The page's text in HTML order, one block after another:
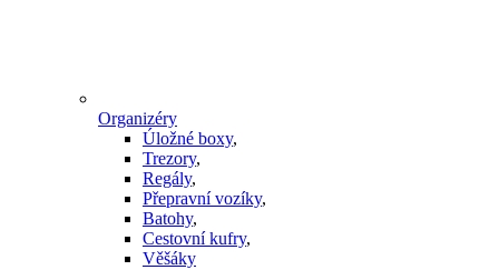
Organizéry
Úložné boxy,
Trezory,
Regály,
Přepravní vozíky,
Batohy,
Cestovní kufry,
Věšáky